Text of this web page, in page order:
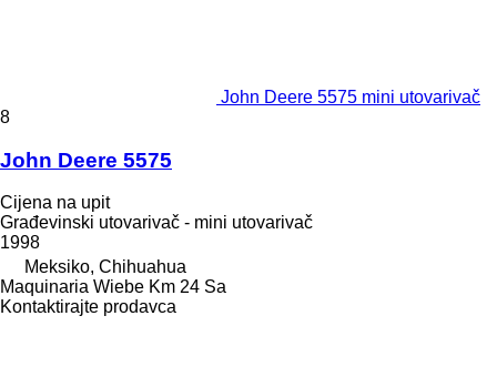
John Deere 5575 mini utovarivač
8
John Deere 5575
Cijena na upit
Građevinski utovarivač - mini utovarivač
1998
Meksiko, Chihuahua
Maquinaria Wiebe Km 24 Sa
Kontaktirajte prodavca